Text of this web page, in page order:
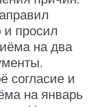
и просил
на два
согласие и
на январь